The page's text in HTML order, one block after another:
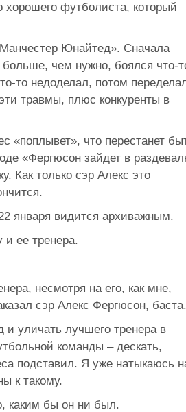
хорошего футболиста, который
Юнайтед». Сначала
чем нужно, боялся что-
то недоделал, потом
травмы, плюс конкуренты в
«поплывет», что перестанет
«Фергюсон зайдет в
Как только сэр Алекс это
января видится архиважным.
ее тренера.
несмотря на его, как мне,
сэр Алекс Фергюсон, баста.
и уличать лучшего тренера в
команды – дескать,
подставил. Я уже натыкаюсь
к такому.
каким бы он ни был.